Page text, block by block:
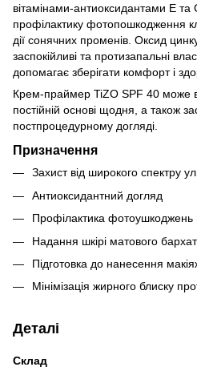
вітамінами-антиоксидантами Е
профілактику фотопошкодження
дії сонячних променів. Оксид
заспокійливі та протизапальні
допомагає зберігати комфорт і
Крем-праймер TiZO SPF 40 може
постійній основі щодня, а також
постпроцедурному догляді.
Призначення
Захист від широкого спектру
Антиоксидантний догляд
Профілактика фотоушкоджень
Надання шкірі матового
Підготовка до нанесення
Мінімізація жирного блиску
Деталі
Склад